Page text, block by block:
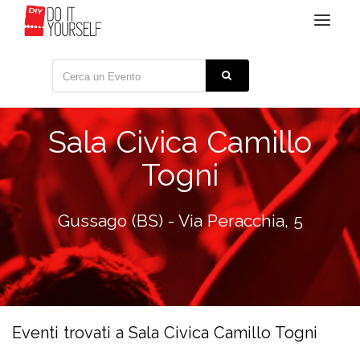
Toggle
Sala Civica Camillo
Togni
Gussago (BS) - Via Peracchia, 5
Eventi trovati a Sala Civica Camillo Togni